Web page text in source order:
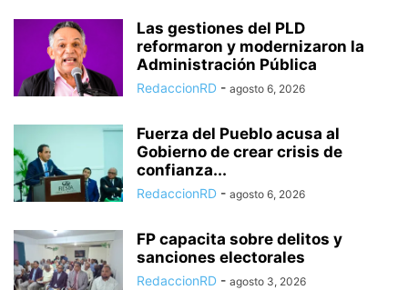
Las gestiones del PLD
reformaron y modernizaron la
Administración Pública
RedaccionRD - agosto 6, 2026
Fuerza del Pueblo acusa al
Gobierno de crear crisis de
confianza...
RedaccionRD - agosto 6, 2026
FP capacita sobre delitos y
sanciones electorales
RedaccionRD - agosto 3, 2026